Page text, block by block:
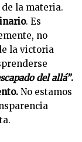
la materia.
. Es
no
la victoria
del allá”.
No estamos